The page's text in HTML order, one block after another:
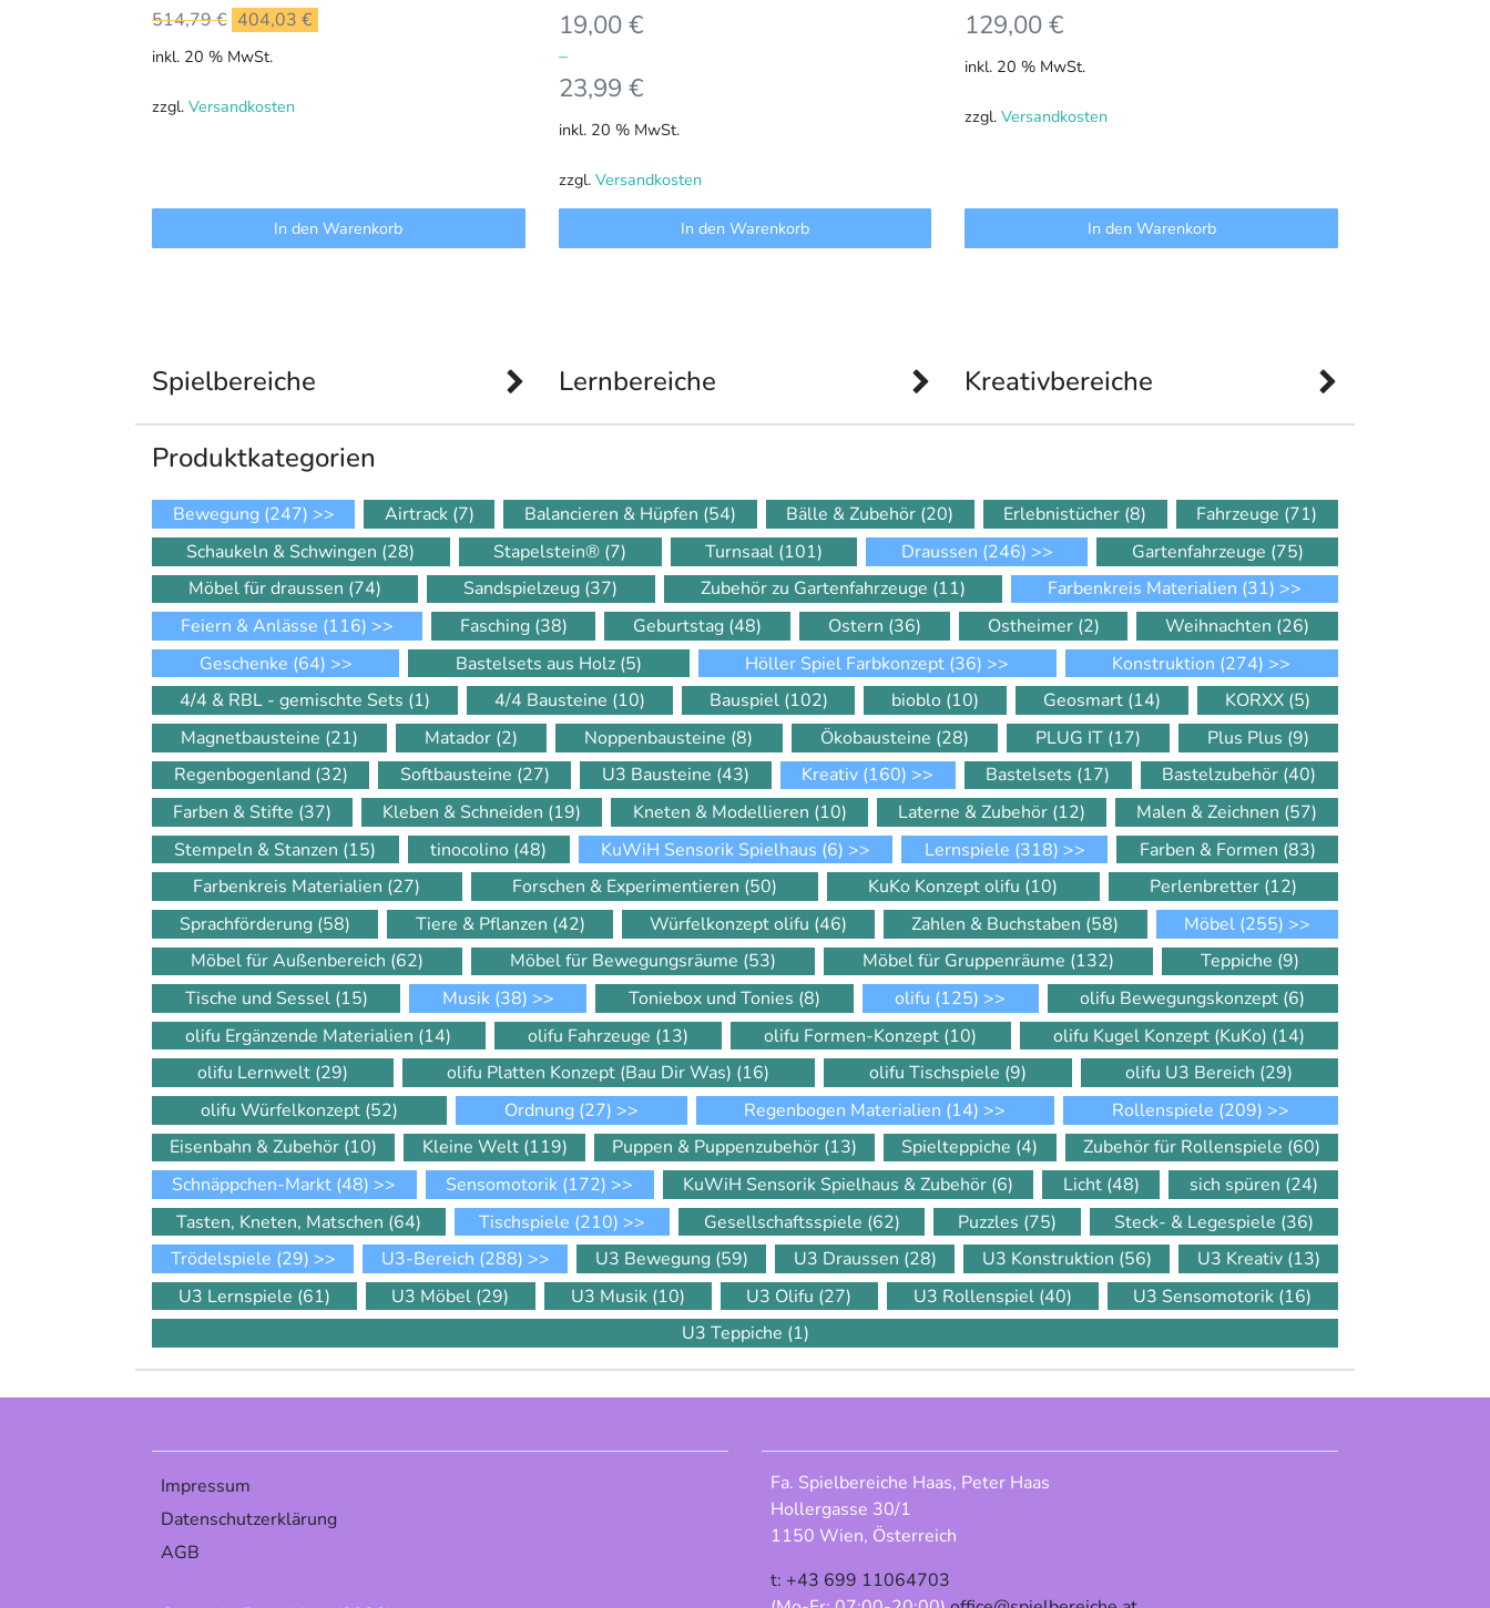
514,79€ Ursprünglicher
Preis
514,79 €
404,03 €
inkl. 20 % MwSt.
zzgl. Versandkosten
In den Warenkorb
19,00€
–
23,99 €
inkl. 20 % MwSt.
zzgl. Versandkosten
In den Warenkorb
129,00€
inkl. 20 % MwSt.
zzgl.Versandkosten
In den Warenkorb
Spielbereiche Lernbereiche Kreativbereiche
Produkt­kategorien
Bewegung (247) >> Airtrack (7) Balancieren & Hüpfen (54) Bälle & Zubehör (20) Erlebnistücher (8) Fahrzeuge (71)
Schaukeln & Schwingen (28) Stapelstein® (7) Turnsaal (101) Draussen (246) >> Gartenfahrzeuge (75)
Möbel für draussen (74) Sandspielzeug (37) Zubehör zu Gartenfahrzeuge (11) Farbenkreis Materialien (31) >>
Feiern & Anlässe (116) >> Fasching (38) Geburtstag (48) Ostern (36) Ostheimer (2) Weihnachten (26)
Geschenke (64) >> Bastelsets aus Holz (5) Höller Spiel Farbkonzept (36) >> Konstruktion (274) >>
4/4 & RBL - gemischte Sets (1) 4/4 Bausteine (10) Bauspiel (102) bioblo (10) Geosmart (14) KORXX (5)
Magnetbausteine (21) Matador (2) Noppenbausteine (8) Ökobausteine (28) PLUG IT (17) Plus Plus (9)
Regenbogenland (32) Softbausteine (27) U3 Bausteine (43) Kreativ (160) >> Bastelsets (17) Bastelzubehör (40)
Farben & Stifte (37) Kleben & Schneiden (19) Kneten & Modellieren (10) Laterne & Zubehör (12) Malen & Zeichnen (57)
Stempeln & Stanzen (15) tinocolino (48) KuWiH Sensorik Spielhaus (6) >> Lernspiele (318) >> Farben & Formen (83)
Farbenkreis Materialien (27) Forschen & Experimentieren (50) KuKo Konzept olifu (10) Perlenbretter (12)
Sprachförderung (58) Tiere & Pflanzen (42) Würfelkonzept olifu (46) Zahlen & Buchstaben (58) Möbel (255) >>
Möbel für Außenbereich (62) Möbel für Bewegungsräume (53) Möbel für Gruppenräume (132) Teppiche (9)
Tische und Sessel (15) Musik (38) >> Toniebox und Tonies (8) olifu (125) >> olifu Bewegungskonzept (6)
olifu Ergänzende Materialien (14) olifu Fahrzeuge (13) olifu Formen-Konzept (10) olifu Kugel Konzept (KuKo) (14)
olifu Lernwelt (29) olifu Platten Konzept (Bau Dir Was) (16) olifu Tischspiele (9) olifu U3 Bereich (29)
olifu Würfelkonzept (52) Ordnung (27) >> Regenbogen Materialien (14) >> Rollenspiele (209) >>
Eisenbahn & Zubehör (10) Kleine Welt (119) Puppen & Puppenzubehör (13) Spielteppiche (4) Zubehör für Rollenspiele (60)
Schnäppchen-Markt (48) >> Sensomotorik (172) >> KuWiH Sensorik Spielhaus & Zubehör (6) Licht (48) sich spüren (24)
Tasten, Kneten, Matschen (64) Tischspiele (210) >> Gesellschaftsspiele (62) Puzzles (75) Steck- & Legespiele (36)
Trödelspiele (29) >> U3-Bereich (288) >> U3 Bewegung (59) U3 Draussen (28) U3 Konstruktion (56) U3 Kreativ (13)
U3 Lernspiele (61) U3 Möbel (29) U3 Musik (10) U3 Olifu (27) U3 Rollenspiel (40) U3 Sensomotorik (16)
U3 Teppiche (1)
Impressum
Datenschutzerklärung
AGB
Fa. Spielbereiche Haas, Peter Haas
Hollergasse 30/1
1150 Wien, Österreich
t: +43 699 11064703